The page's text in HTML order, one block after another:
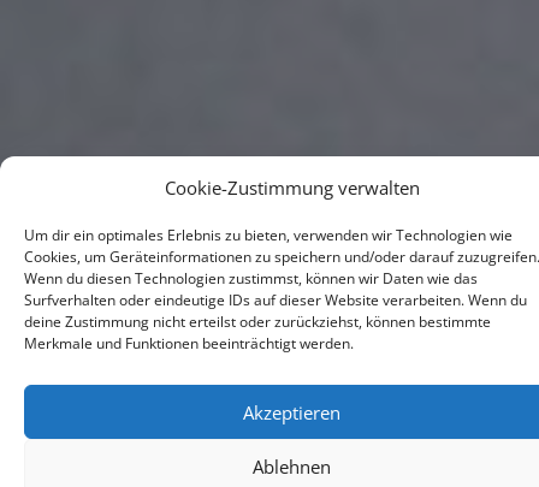
Cookie-Zustimmung verwalten
Um dir ein optimales Erlebnis zu bieten, verwenden wir Technologien wie
Cookies, um Geräteinformationen zu speichern und/oder darauf zuzugreifen.
Wenn du diesen Technologien zustimmst, können wir Daten wie das
Surfverhalten oder eindeutige IDs auf dieser Website verarbeiten. Wenn du
deine Zustimmung nicht erteilst oder zurückziehst, können bestimmte
Merkmale und Funktionen beeinträchtigt werden.
Akzeptieren
Ablehnen